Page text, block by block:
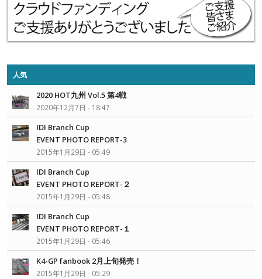
人気
2020 HOT九州 Vol.5 第4戦
2020年12月7日 - 18:47
IDI Branch Cup
EVENT PHOTO REPORT-3
2015年1月29日 - 05:49
IDI Branch Cup
EVENT PHOTO REPORT-２
2015年1月29日 - 05:48
IDI Branch Cup
EVENT PHOTO REPORT-１
2015年1月29日 - 05:46
K4-GP fanbook 2月上旬発売！
2015年1月29日 - 05:29